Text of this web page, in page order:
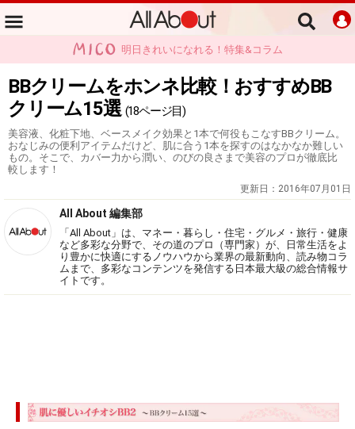
明日きれいになれる！特集&コラム
BBクリームをホンネ比較！おすすめBB
クリーム15選 (18ページ目)
美容液、化粧下地、ベースメイク効果と1本で何役もこなすBBクリーム。
おなじみの便利アイテムだけど、肌に合う1本を探すのはなかなか難しい
もの。そこで、カバー力から潤い、のびの良さまで美容のプロが徹底比
較します！
更新日： 2016年07月01日
All About 編集部
「All About」は、マネー・暮らし・住宅・グルメ・旅行・健康
など多彩な分野で、その道のプロ（専門家）が、日常生活をよ
り豊かに快適にするノウハウから業界の最新動向、読み物コラ
ムまで、多彩なコンテンツを発信する日本最大級の総合情報サ
イトです。